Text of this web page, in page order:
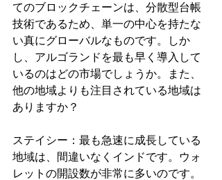
てのブロックチェーンは、分散型台帳
技術であるため、単一の中心を持たな
い真にグローバルなものです。しか
し、アルゴランドを最も早く導入して
いるのはどの市場でしょうか。また、
他の地域よりも注目されている地域は
ありますか？
ステイシー：最も急速に成長している
地域は、間違いなくインドです。ウォ
レットの開設数が非常に多いのです。